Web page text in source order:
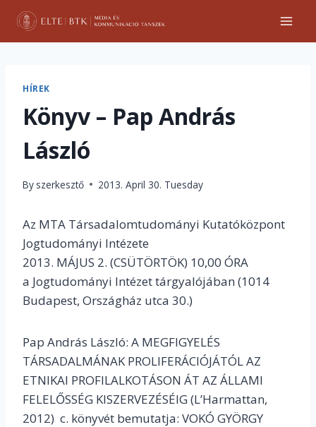
Skip
content
HÍREK
Könyv – Pap András
László
By szerkesztő 2013. April 30. Tuesday
Az MTA Társadalomtudományi Kutatóközpont
Jogtudományi Intézete
2013. MÁJUS 2. (CSÜTÖRTÖK) 10,00 ÓRA
a Jogtudományi Intézet tárgyalójában (1014
Budapest, Országház utca 30.)
Pap András László: A MEGFIGYELÉS
TÁRSADALMÁNAK PROLIFERÁCIÓJÁTÓL AZ
ETNIKAI PROFILALKOTÁSON ÁT AZ ÁLLAMI
FELELŐSSÉG KISZERVEZÉSÉIG (L’Harmattan,
2012) c. könyvét bemutatja: VOKÓ GYÖRGY